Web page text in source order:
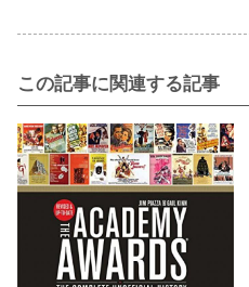
この記事に関連する記事